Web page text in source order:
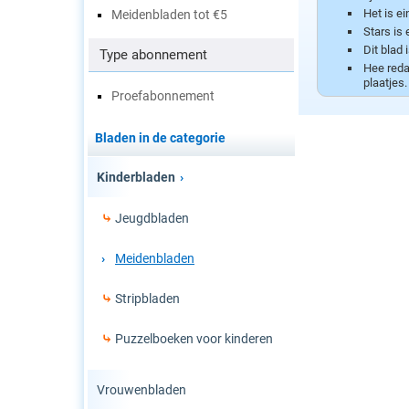
Meidenbladen tot €5
Type abonnement
Proefabonnement
Bladen in de categorie
Kinderbladen
Jeugdbladen
Meidenbladen
Stripbladen
Puzzelboeken voor kinderen
Vrouwenbladen
Het is
Stars is
Dit blad
Hee
plaatjes.
Als ik
Stars is
Stars